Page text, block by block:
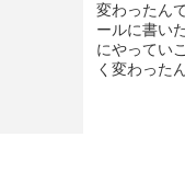
変わったん
ールに書い
にやってい
く変わった